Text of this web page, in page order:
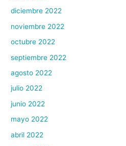
diciembre 2022
noviembre 2022
octubre 2022
septiembre 2022
agosto 2022
julio 2022
junio 2022
mayo 2022
abril 2022